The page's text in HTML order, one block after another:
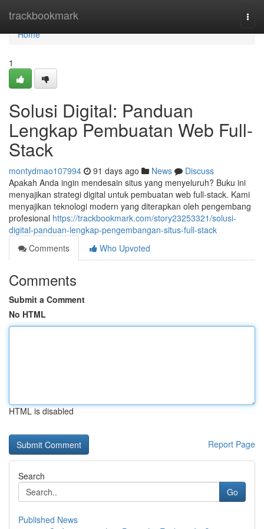
trackbookmark
Home
Home
1
Solusi Digital: Panduan
Lengkap Pembuatan Web Full-
Stack
montydmao107994 91 days ago News
Discuss
Apakah Anda ingin mendesain situs yang menyeluruh? Buku ini
menyajikan strategi digital untuk pembuatan web full-stack. Kami
menyajikan teknologi modern yang diterapkan oleh pengembang
profesional https://trackbookmark.com/story23253321/solusi-
digital-panduan-lengkap-pengembangan-situs-full-stack
Comments
Who Upvoted
Comments
Submit a Comment
No HTML
HTML is disabled
Report Page
Search
Go
Published News